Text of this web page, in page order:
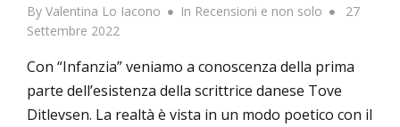
By Valentina Lo Iacono In Recensioni e non solo
Posted
27
Settembre 2022
Con “Infanzia” veniamo a conoscenza della prima
parte dell’esistenza della scrittrice danese Tove
Ditlevsen. La realtà è vista in un modo poetico con il